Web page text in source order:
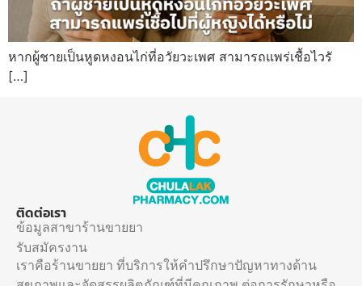
หากผู้ชายเป็นหูดหงอนไก่ที่อวัยวะเพศ สามารถแพร่เชื้อไวรั
[…]
ติดต่อเรา
ข้อมูลสาขาร้านขายยา
รับสมัครงาน
เราคือร้านขายยา ที่บริการให้คำปรึกษาปัญหาทางด้าน